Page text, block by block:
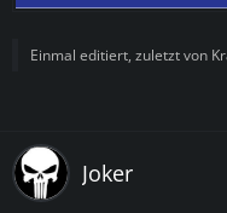
Einmal editiert, zuletzt von
Joker